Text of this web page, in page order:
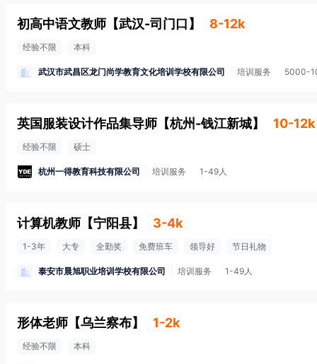
初高中语文教师 【武汉-司门口 】 8-12k
经验不限 本科
武汉市武昌区龙门尚学教育文化培训学校有限公司 培训服务 5000-
英国服装设计作品集导师 【杭州-钱江新城】 10-12k
经验不限 硕士
杭州一得教育科技有限公司 培训服务 1-49人
计算机教师 【宁阳县】 3-4k
1-3年 大专 全勤奖 免费班车 领导好 节日礼物
泰安市晨旭职业培训学校有限公司 培训服务 1-49人
形体老师 【乌兰察布】 1-2k
经验不限 本科